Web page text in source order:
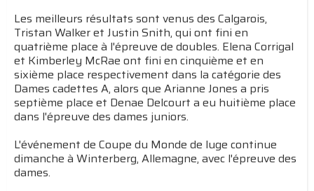
Les meilleurs résultats sont venus des Calgarois,
Tristan Walker et Justin Snith, qui ont fini en
quatrième place à l'épreuve de doubles. Elena Corrigal
et Kimberley McRae ont fini en cinquième et en
sixième place respectivement dans la catégorie des
Dames cadettes A, alors que Arianne Jones a pris
septième place et Denae Delcourt a eu huitième place
dans l'épreuve des dames juniors.
L'événement de Coupe du Monde de luge continue
dimanche à Winterberg, Allemagne, avec l'épreuve des
dames.